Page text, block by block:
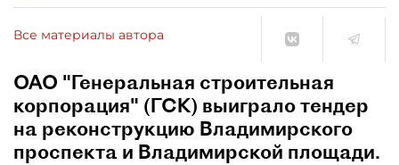
Все материалы автора
ОАО "Генеральная строительная
корпорация" (ГСК) выиграло тендер
на реконструкцию Владимирского
проспекта и Владимирской площади.